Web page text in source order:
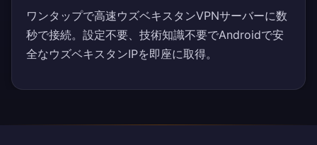
ワンタップで高速ウズベキスタンVPNサーバーに数
秒で接続。設定不要、技術知識不要でAndroidで安
全なウズベキスタンIPを即座に取得。